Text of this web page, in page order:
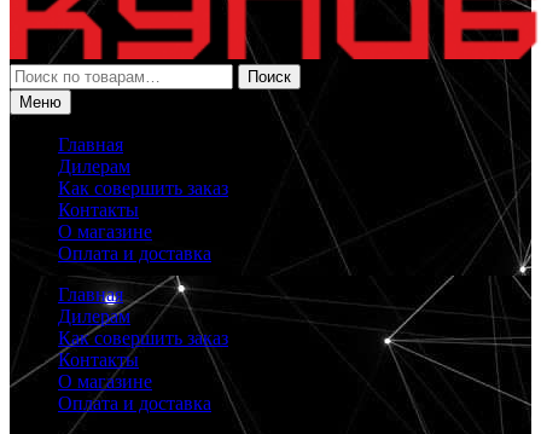
Искать:
Поиск
Меню
Главная
Дилерам
Как совершить заказ
Контакты
О магазине
Оплата и доставка
Главная
Дилерам
Как совершить заказ
Контакты
О магазине
Оплата и доставка